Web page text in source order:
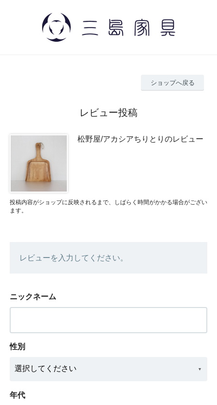
ショップへ戻る
レビュー投稿
松野屋/アカシアちりとりのレビュー
投稿内容がショップに反映されるまで、しばらく時間がかかる場合がござい
ます。
レビューを入力してください。
ニックネーム
性別
年代